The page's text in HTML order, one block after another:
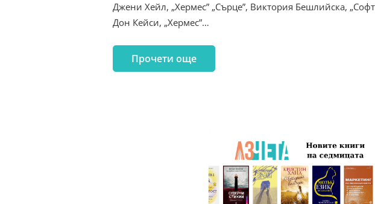
Джени Хейл, „Хермес” „Сърце”, Виктория Бешлийска,
Дон Кейси, „Хермес”…
Прочети още